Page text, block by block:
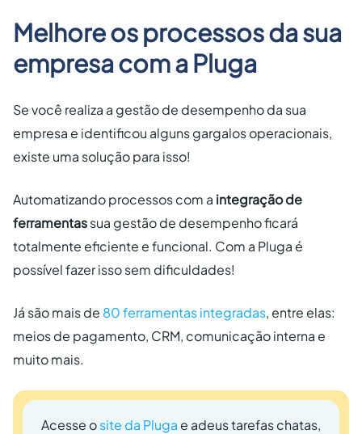
Melhore os processos da sua
empresa com a Pluga
Se você realiza a gestão de desempenho da sua
empresa e identificou alguns gargalos operacionais,
existe uma solução para isso!
Automatizando processos com a integração de
ferramentassua gestão de desempenho ficará
totalmente eficiente e funcional. Com a Pluga é
possível fazer isso sem dificuldades!
Já são mais de 80 ferramentas integradas, entre elas:
meios de pagamento, CRM, comunicação interna e
muito mais.
Acesse osite da Pluga e adeus tarefas chatas,